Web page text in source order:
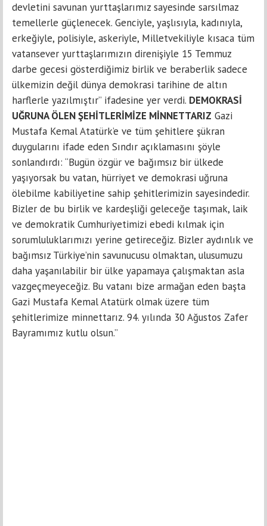
devletini savunan yurttaşlarımız sayesinde sarsılmaz
temellerle güçlenecek. Genciyle, yaşlısıyla, kadınıyla,
erkeğiyle, polisiyle, askeriyle, Milletvekiliyle kısaca tüm
vatansever yurttaşlarımızın direnişiyle 15 Temmuz
darbe gecesi gösterdiğimiz birlik ve beraberlik sadece
ülkemizin değil dünya demokrasi tarihine de altın
harflerle yazılmıştır” ifadesine yer verdi. DEMOKRASİ
UĞRUNA ÖLEN ŞEHİTLERİMİZE MİNNETTARIZ Gazi
Mustafa Kemal Atatürk’e ve tüm şehitlere şükran
duygularını ifade eden Sındır açıklamasını şöyle
sonlandırdı: “Bugün özgür ve bağımsız bir ülkede
yaşıyorsak bu vatan, hürriyet ve demokrasi uğruna
ölebilme kabiliyetine sahip şehitlerimizin sayesindedir.
Bizler de bu birlik ve kardeşliği geleceğe taşımak, laik
ve demokratik Cumhuriyetimizi ebedi kılmak için
sorumluluklarımızı yerine getireceğiz. Bizler aydınlık ve
bağımsız Türkiye’nin savunucusu olmaktan, ulusumuzu
daha yaşanılabilir bir ülke yapamaya çalışmaktan asla
vazgeçmeyeceğiz. Bu vatanı bize armağan eden başta
Gazi Mustafa Kemal Atatürk olmak üzere tüm
şehitlerimize minnettarız. 94. yılında 30 Ağustos Zafer
Bayramımız kutlu olsun.”